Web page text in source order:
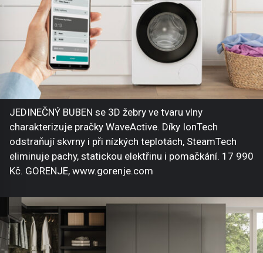
JEDINEČNÝ BUBEN se 3D žebry ve tvaru vlny
charakterizuje pračky WaveActive. Díky IonTech
odstraňují skvrny i při nízkých teplotách, SteamTech
eliminuje pachy, statickou elektřinu i pomačkání. 17 990
Kč. GORENJE, www.gorenje.com